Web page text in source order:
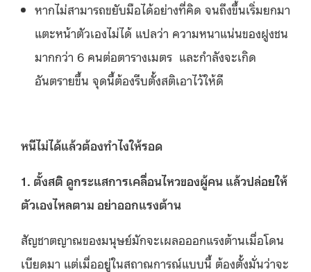
หากไม่สามารถขยับมือได้อย่างที่คิด จนถึงขึ้นเริ่มยกมา
แตะหน้าตัวเองไม่ได้ แปลว่า ความหนาแน่นของฝูงชน
มากกว่า 6 คนต่อตารางเมตร และกำลังจะเกิด
อันตรายขึ้น จุดนี้ต้องรีบตั้งสติเอาไว้ให้ดี
หนีไม่ได้แล้วต้องทำไงให้รอด
1. ตั้งสติ ดูกระแสการเคลื่อนไหวของผู้คน แล้วปล่อยให้
ตัวเองไหลตาม อย่าออกแรงต้าน
สัญชาตญาณของมนุษย์มักจะเผลอออกแรงต้านเมื่อโดน
เบียดมา แต่เมื่ออยู่ในสถาณการณ์แบบนี้ ต้องตั้งมั่นว่าจะ